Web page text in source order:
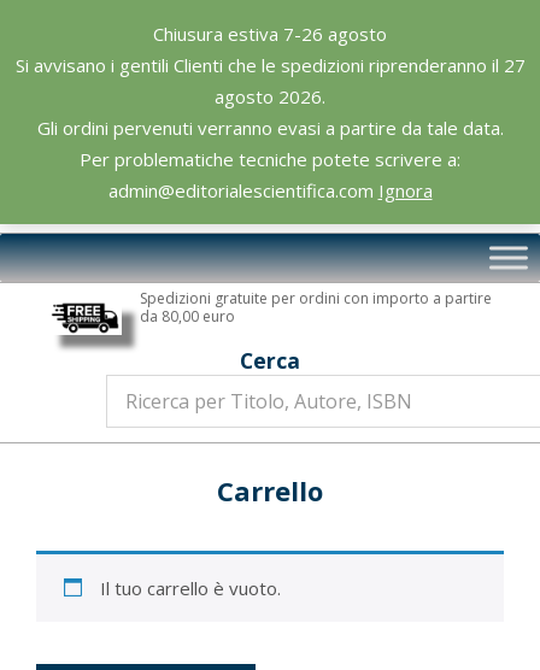
Chiusura estiva 7-26 agosto
Si avvisano i gentili Clienti che le spedizioni riprenderanno il 27
agosto 2026.
Gli ordini pervenuti verranno evasi a partire da tale data.
Per problematiche tecniche potete scrivere a:
admin@editorialescientifica.com Ignora
content
Editoriale
Scientifica
Primary
Navigation
Spedizioni gratuite per ordini con importo a partire
da 80,00 euro
Cerca
Carrello
Il tuo carrello è vuoto.